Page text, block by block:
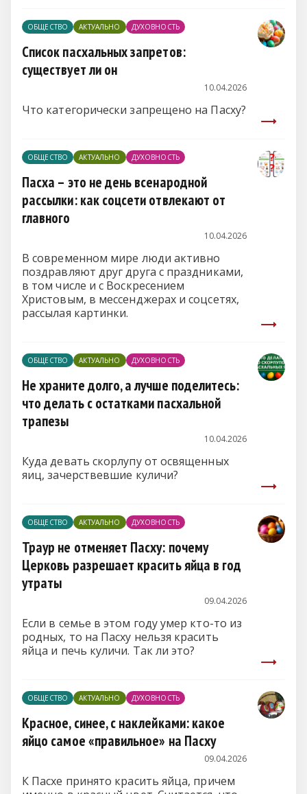
ОБЩЕСТВО АКТУАЛЬНО ДУХОВНОСТЬ
Список пасхальных запретов:
существует ли он
10.04.2026
Что категорически запрещено на Пасху?
ОБЩЕСТВО АКТУАЛЬНО ДУХОВНОСТЬ
Пасха – это не день всенародной
рассылки: как соцсети отвлекают от
главного
10.04.2026
В современном мире люди активно
поздравляют друг друга с праздниками,
в том числе и с Воскресением
Христовым, в мессенджерах и соцсетях,
рассылая картинки.
ОБЩЕСТВО АКТУАЛЬНО ДУХОВНОСТЬ
Не храните долго, а лучше поделитесь:
что делать с остатками пасхальной
трапезы
10.04.2026
Куда девать скорлупу от освященных
яиц, зачерствевшие куличи?
ОБЩЕСТВО АКТУАЛЬНО ДУХОВНОСТЬ
Траур не отменяет Пасху: почему
Церковь разрешает красить яйца в год
утраты
09.04.2026
Если в семье в этом году умер кто-то из
родных, то на Пасху нельзя красить
яйца и печь куличи. Так ли это?
ОБЩЕСТВО АКТУАЛЬНО ДУХОВНОСТЬ
Красное, синее, с наклейками: какое
яйцо самое «правильное» на Пасху
09.04.2026
К Пасхе принято красить яйца, причем